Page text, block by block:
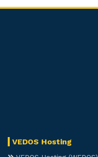
VEDOS Hosting